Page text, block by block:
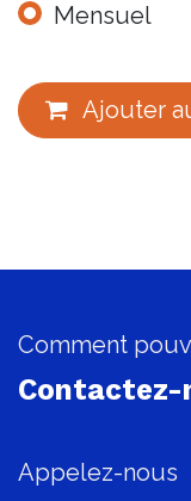
Mensuel
Ajouter
Comment
Appelez-nous